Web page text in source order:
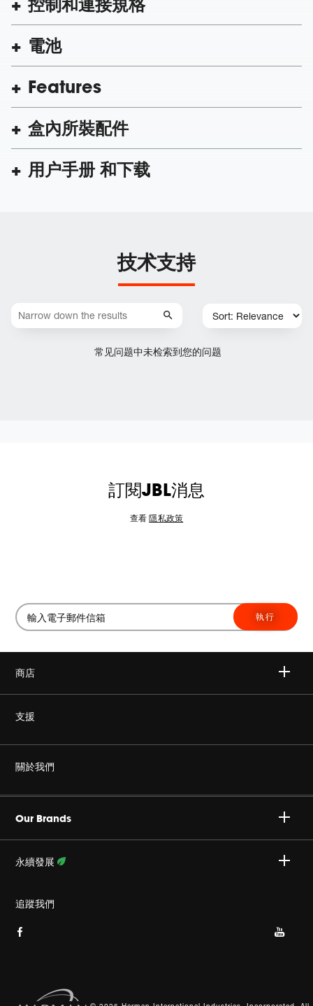
電池
Features
盒內所裝配件
用户手册 和下载
技术支持
常见问题中未检索到您的问题
訂閱JBL消息
查看隱私政策
執行
商店
無線
耳機
JBL Quantum 系列
支援
非仿冒
授權經銷商
關於我們
Our Brands
永續發展
瞭解更多資訊
追蹤我們